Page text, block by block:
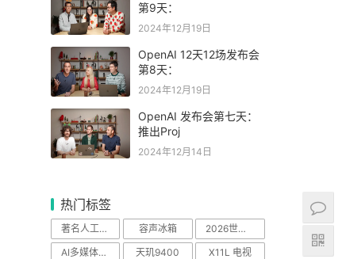
第9天：
2024年12月19日
OpenAI 12天12场发布会
第8天：
2024年12月19日
OpenAI 发布会第七天：
推出Proj
2024年12月14日
热门标签
著名人工智能科学 容声冰箱
2026世界杯
AI多媒体中心
天玑9400
X11L 电视